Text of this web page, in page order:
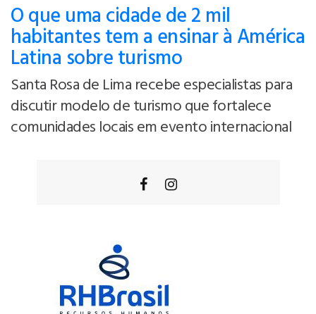
O que uma cidade de 2 mil
habitantes tem a ensinar à América
Latina sobre turismo
Santa Rosa de Lima recebe especialistas para
discutir modelo de turismo que fortalece
comunidades locais em evento internacional